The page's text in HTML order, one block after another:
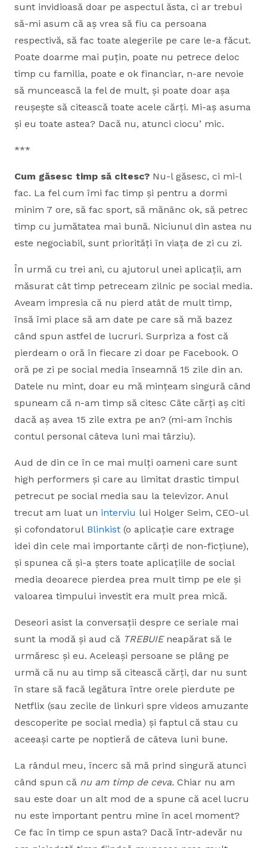
sunt invidioasă doar pe aspectul ăsta, ci ar trebui
să-mi asum că aș vrea să fiu ca persoana
respectivă, să fac toate alegerile pe care le-a făcut.
Poate doarme mai puțin, poate nu petrece deloc
timp cu familia, poate e ok financiar, n-are nevoie
să muncească la fel de mult, și poate doar așa
reușește să citească toate acele cărți. Mi-aș asuma
și eu toate astea? Dacă nu, atunci ciocu’ mic.
***
Cum găsesc timp să citesc? Nu-l găsesc, ci mi-l
fac. La fel cum îmi fac timp și pentru a dormi
minim 7 ore, să fac sport, să mănânc ok, să petrec
timp cu jumătatea mai bună. Niciunul din astea nu
este negociabil, sunt priorități în viața de zi cu zi.
În urmă cu trei ani, cu ajutorul unei aplicații, am
măsurat cât timp petreceam zilnic pe social media.
Aveam impresia că nu pierd atât de mult timp,
însă îmi place să am date pe care să mă bazez
când spun astfel de lucruri. Surpriza a fost că
pierdeam o oră în fiecare zi doar pe Facebook. O
oră pe zi pe social media înseamnă 15 zile din an.
Datele nu mint, doar eu mă mințeam singură când
spuneam că n-am timp să citesc Câte cărți aș citi
dacă aș avea 15 zile extra pe an? (mi-am închis
contul personal câteva luni mai târziu).
Aud de din ce în ce mai mulți oameni care sunt
high performers și care au limitat drastic timpul
petrecut pe social media sau la televizor. Anul
trecut am luat un interviu lui Holger Seim, CEO-ul
și cofondatorul Blinkist (o aplicație care extrage
idei din cele mai importante cărți de non-ficțiune),
și spunea că și-a șters toate aplicațiile de social
media deoarece pierdea prea mult timp pe ele și
valoarea timpului investit era mult prea mică.
Deseori asist la conversații despre ce seriale mai
sunt la modă și aud că TREBUIE neapărat să le
urmăresc și eu. Aceleași persoane se plâng pe
urmă că nu au timp să citească cărți, dar nu sunt
în stare să facă legătura între orele pierdute pe
Netflix (sau zecile de linkuri spre videos amuzante
descoperite pe social media) și faptul că stau cu
aceeași carte pe noptieră de câteva luni bune.
La rândul meu, încerc să mă prind singură atunci
când spun că nu am timp de ceva. Chiar nu am
sau este doar un alt mod de a spune că acel lucru
nu este important pentru mine în acel moment?
Ce fac în timp ce spun asta? Dacă într-adevăr nu